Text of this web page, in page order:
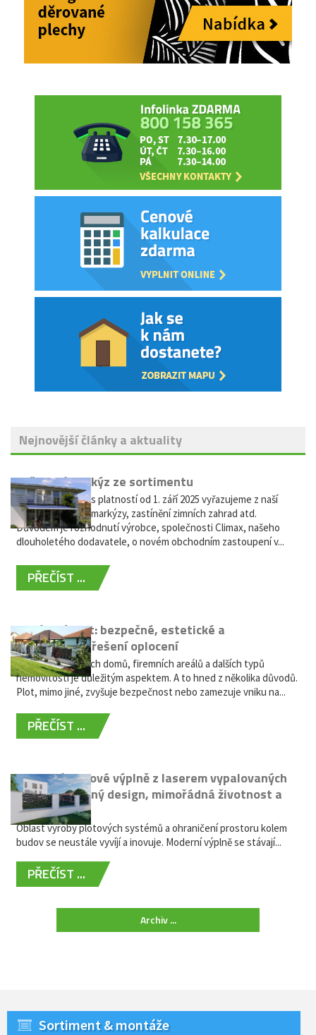
Nejnovější články a aktuality
Vyřazení markýz ze sortimentu
Vážení zákazníci, s platností od 1. září 2025 vyřazujeme z naší
nabídky výsuvné markýzy, zastínění zimních zahrad atd.
Důvodem je rozhodnutí výrobce, společnosti Climax, našeho
dlouholetého dodavatele, o novém obchodním zastoupení v...
PŘEČÍST ...
Hliníkový plot: bezpečné, estetické a
bezúdržbové řešení oplocení
Oplocení rodinných domů, firemních areálů a dalších typů
nemovitostí je důležitým aspektem. A to hned z několika důvodů.
Plot, mimo jiné, zvyšuje bezpečnost nebo zamezuje vniku na...
PŘEČÍST ...
Moderní plotové výplně z laserem vypalovaných
kovů: výjimečný design, mimořádná životnost a
žádná údržba
Oblast výroby plotových systémů a ohraničení prostoru kolem
budov se neustále vyvíjí a inovuje. Moderní výplně se stávají...
PŘEČÍST ...
Archiv ...
Sortiment & montáže